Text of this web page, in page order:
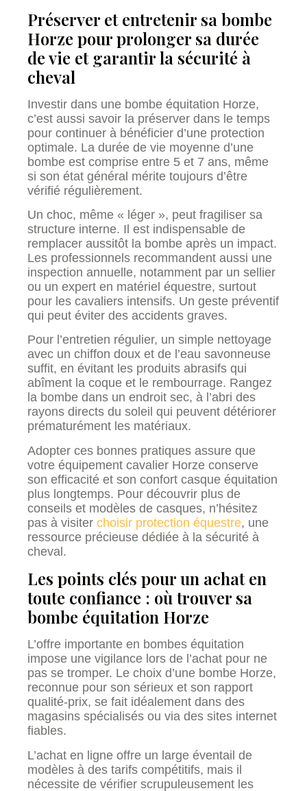
Préserver et entretenir sa bombe
Horze pour prolonger sa durée
de vie et garantir la sécurité à
cheval
Investir dans une bombe équitation Horze,
c’est aussi savoir la préserver dans le temps
pour continuer à bénéficier d’une protection
optimale. La durée de vie moyenne d’une
bombe est comprise entre 5 et 7 ans, même
si son état général mérite toujours d’être
vérifié régulièrement.
Un choc, même « léger », peut fragiliser sa
structure interne. Il est indispensable de
remplacer aussitôt la bombe après un impact.
Les professionnels recommandent aussi une
inspection annuelle, notamment par un sellier
ou un expert en matériel équestre, surtout
pour les cavaliers intensifs. Un geste préventif
qui peut éviter des accidents graves.
Pour l’entretien régulier, un simple nettoyage
avec un chiffon doux et de l’eau savonneuse
suffit, en évitant les produits abrasifs qui
abîment la coque et le rembourrage. Rangez
la bombe dans un endroit sec, à l’abri des
rayons directs du soleil qui peuvent détériorer
prématurément les matériaux.
Adopter ces bonnes pratiques assure que
votre équipement cavalier Horze conserve
son efficacité et son confort casque équitation
plus longtemps. Pour découvrir plus de
conseils et modèles de casques, n’hésitez
pas à visiter choisir protection équestre, une
ressource précieuse dédiée à la sécurité à
cheval.
Les points clés pour un achat en
toute confiance : où trouver sa
bombe équitation Horze
L’offre importante en bombes équitation
impose une vigilance lors de l’achat pour ne
pas se tromper. Le choix d’une bombe Horze,
reconnue pour son sérieux et son rapport
qualité-prix, se fait idéalement dans des
magasins spécialisés ou via des sites internet
fiables.
L’achat en ligne offre un large éventail de
modèles à des tarifs compétitifs, mais il
nécessite de vérifier scrupuleusement les